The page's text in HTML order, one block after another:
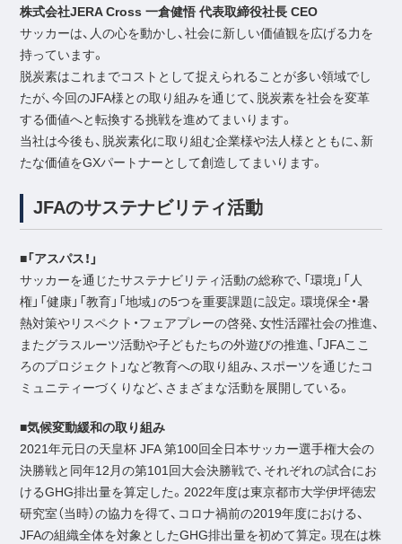
株式会社JERA Cross 一倉健悟 代表取締役社長 CEO
サッカーは、人の心を動かし、社会に新しい価値観を広げる力を
持っています。
脱炭素はこれまでコストとして捉えられることが多い領域でし
たが、今回のJFA様との取り組みを通じて、脱炭素を社会を変革
する価値へと転換する挑戦を進めてまいります。
当社は今後も、脱炭素化に取り組む企業様や法人様とともに、新
たな価値をGXパートナーとして創造してまいります。
JFAのサステナビリティ活動
■「アスパス！」
サッカーを通じたサステナビリティ活動の総称で、「環境」「人
権」「健康」「教育」「地域」の5つを重要課題に設定。環境保全・暑
熱対策やリスペクト・フェアプレーの啓発、女性活躍社会の推進、
またグラスルーツ活動や子どもたちの外遊びの推進、「JFAここ
ろのプロジェクト」など教育への取り組み、スポーツを通じたコ
ミュニティーづくりなど、さまざまな活動を展開している。
■気候変動緩和の取り組み
2021年元日の天皇杯 JFA 第100回全日本サッカー選手権大会の
決勝戦と同年12月の第101回大会決勝戦で、それぞれの試合にお
けるGHG排出量を算定した。2022年度は東京都市大学伊坪徳宏
研究室（当時）の協力を得て、コロナ禍前の2019年度における、
JFAの組織全体を対象としたGHG排出量を初めて算定。現在は株